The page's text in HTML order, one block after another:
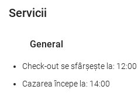
Servicii
General
Check-out se sfârșește la: 12:00
Cazarea începe la: 14:00